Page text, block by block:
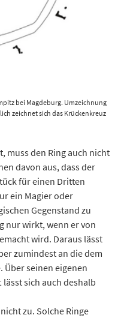
bei Magdeburg. Umzeichnung
zeichnet sich das Krückenkreuz
muss den Ring auch nicht
davon aus, dass der
für einen Dritten
ein Magier oder
Gegenstand zu
nur wirkt, wenn er von
wird. Daraus lässt
zumindest an die dem
Über seinen eigenen
sich auch deshalb
zu. Solche Ringe